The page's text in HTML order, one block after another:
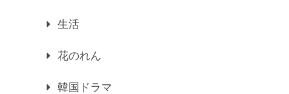
生活
花のれん
韓国ドラマ